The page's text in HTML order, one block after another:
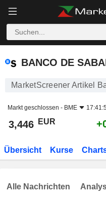
BANCO DE SABADELL,
BANCO DE
MarketScreener Artikel
Markt geschlossen - BME
3,446 EUR
Übersicht Kurse
Alle Nachrichten